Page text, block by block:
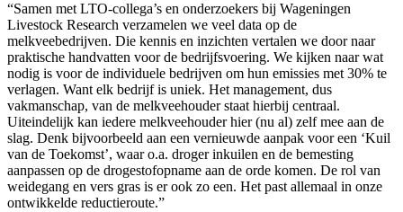
“Samen met LTO-collega’s en onderzoekers bij Wageningen
Livestock Research verzamelen we veel data op de
melkveebedrijven. Die kennis en inzichten vertalen we door naar
praktische handvatten voor de bedrijfsvoering. We kijken naar wat
nodig is voor de individuele bedrijven om hun emissies met 30% te
verlagen. Want elk bedrijf is uniek. Het management, dus
vakmanschap, van de melkveehouder staat hierbij centraal.
Uiteindelijk kan iedere melkveehouder hier (nu al) zelf mee aan de
slag. Denk bijvoorbeeld aan een vernieuwde aanpak voor een ‘Kuil
van de Toekomst’, waar o.a. droger inkuilen en de bemesting
aanpassen op de drogestofopname aan de orde komen. De rol van
weidegang en vers gras is er ook zo een. Het past allemaal in onze
ontwikkelde reductieroute.”